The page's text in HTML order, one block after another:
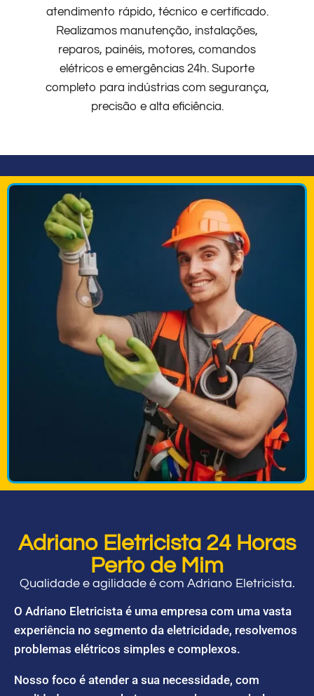
atendimento rápido, técnico e certificado.
Realizamos manutenção, instalações,
reparos, painéis, motores, comandos
elétricos e emergências 24h. Suporte
completo para indústrias com segurança,
precisão e alta eficiência.
Adriano Eletricista 24 Horas
Perto de Mim
Qualidade e agilidade é com Adriano Eletricista.
O Adriano Eletricista é uma empresa com uma vasta
experiência no segmento da eletricidade, resolvemos
problemas elétricos simples e complexos.
Nosso foco é atender a sua necessidade, com